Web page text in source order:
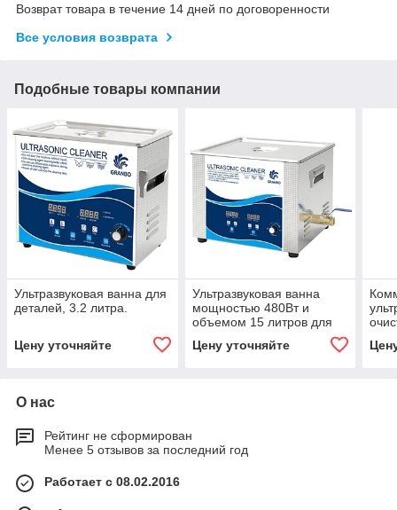
Возврат товара в течение 14 дней по договоренности
Все условия возврата
Подобные товары компании
Ультразвуковая ванна для
деталей, 3.2 литра.
Цену уточняйте
Ультразвуковая ванна
мощностью 480Вт и
объемом 15 литров для
металлических изделий.
Цену уточняйте
О нас
Рейтинг не сформирован
Менее 5 отзывов за последний год
Работает с 08.02.2016